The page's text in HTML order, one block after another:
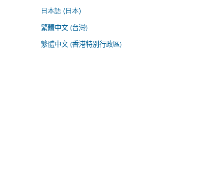
日本語 (日本)
繁體中文 (台灣)
繁體中文 (香港特別行政區)